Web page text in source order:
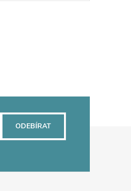
ODEBÍRAT